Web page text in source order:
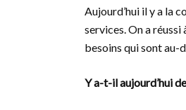
Aujourd’hui il y a la
services. On a réussi
besoins qui sont au-
Y a-t-il aujourd’hui